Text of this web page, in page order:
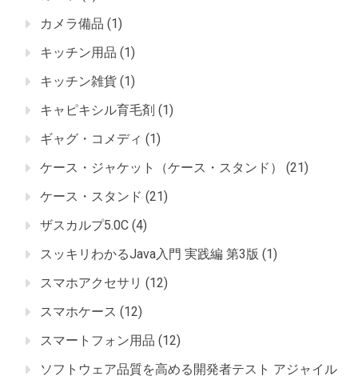
カメラ備品 (1)
キッチン用品 (1)
キッチン雑貨 (1)
キャピキシル育毛剤 (1)
ギャグ・コメディ (1)
ケース・ジャケット（ケース・スタンド）
(21)
ケース・スタンド (21)
ザスカルプ5.0C (4)
スッキリわかるJava入門 実践編 第3版 (1)
スマホアクセサリ (12)
スマホケース (12)
スマートフォン用品 (12)
ソフトウェア品質を高める開発者テスト アジャイル